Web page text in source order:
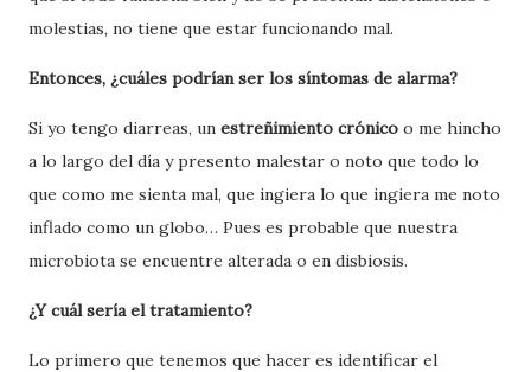
molestias, no tiene que estar funcionando mal.
Entonces, ¿cuáles podrían ser los síntomas de alarma?
Si yo tengo diarreas, un estreñimiento crónico o me hincho
a lo largo del día y presento malestar o noto que todo lo
que como me sienta mal, que ingiera lo que ingiera me noto
inflado como un globo… Pues es probable que nuestra
microbiota se encuentre alterada o en disbiosis.
¿Y cuál sería el tratamiento?
Lo primero que tenemos que hacer es identificar el